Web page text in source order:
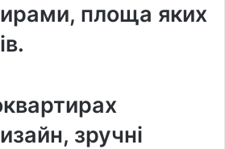
площа яких
зручні